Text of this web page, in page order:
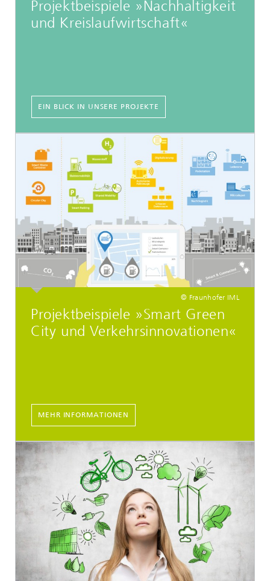
Projektbeispiele »Nachhaltigkeit
und Kreislaufwirtschaft«
EIN BLICK IN UNSERE PROJEKTE
© Fraunhofer IML
Projektbeispiele »Smart Green
City und Verkehrsinnovationen«
MEHR INFORMATIONEN